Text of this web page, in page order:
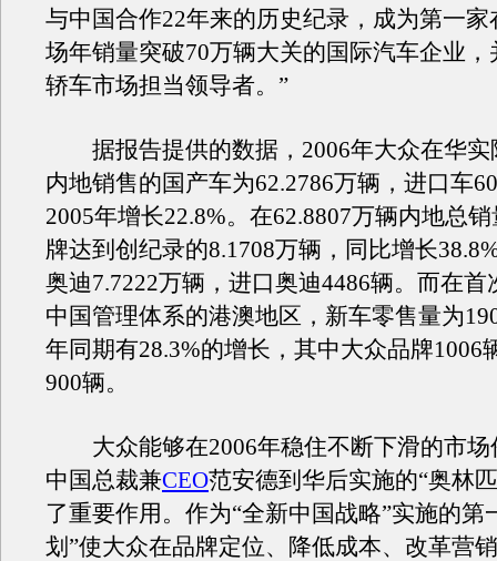
与中国合作22年来的历史纪录，成为第一
场年销量突破70万辆大关的国际汽车企业
轿车市场担当领导者。”
据报告提供的数据，2006年大众在华实
内地销售的国产车为62.2786万辆，进口车
2005年增长22.8%。在62.8807万辆内地总
牌达到创纪录的8.1708万辆，同比增长
奥迪7.7222万辆，进口奥迪4486辆。而在首
中国管理体系的港澳地区，新车零售量为
年同期有28.3%的增长，其中大众品牌1006
900辆。
大众能够在2006年稳住不断下滑的市场
中国总裁兼CEO范安德到华后实施的“奥林
了重要作用。作为“全新中国战略”实施的第
划”使大众在品牌定位、降低成本、改革营